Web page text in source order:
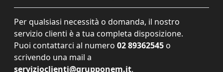
Per qualsiasi necessità o domanda, il nostro
servizio clienti è a tua completa disposizione.
Puoi contattarci al numero 02 89362545 o
scrivendo una mail a
servizioclienti@grupponem.it.